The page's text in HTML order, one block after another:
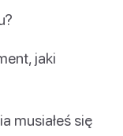
jaki
musiałeś się